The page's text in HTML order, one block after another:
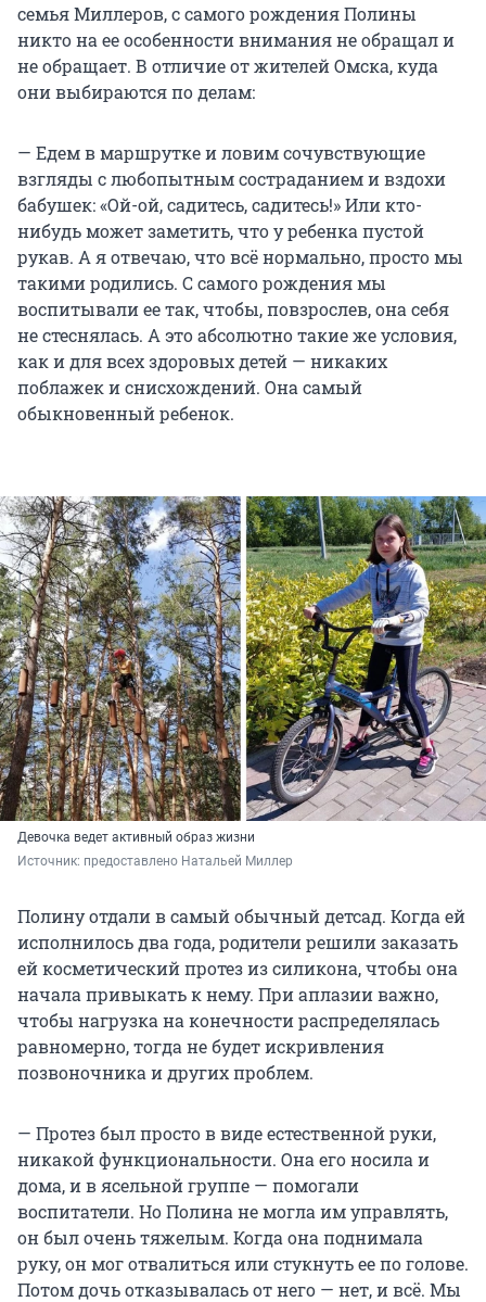
семья Миллеров, с самого рождения Полины
никто на ее особенности внимания не обращал и
не обращает. В отличие от жителей Омска, куда
они выбираются по делам:
— Едем в маршрутке и ловим сочувствующие
взгляды с любопытным состраданием и вздохи
бабушек: «Ой-ой, садитесь, садитесь!» Или кто-
нибудь может заметить, что у ребенка пустой
рукав. А я отвечаю, что всё нормально, просто мы
такими родились. С самого рождения мы
воспитывали ее так, чтобы, повзрослев, она себя
не стеснялась. А это абсолютно такие же условия,
как и для всех здоровых детей — никаких
поблажек и снисхождений. Она самый
обыкновенный ребенок.
Девочка ведет активный образ жизни
Источник: предоставлено Натальей Миллер
Полину отдали в самый обычный детсад. Когда ей
исполнилось два года, родители решили заказать
ей косметический протез из силикона, чтобы она
начала привыкать к нему. При аплазии важно,
чтобы нагрузка на конечности распределялась
равномерно, тогда не будет искривления
позвоночника и других проблем.
— Протез был просто в виде естественной руки,
никакой функциональности. Она его носила и
дома, и в ясельной группе — помогали
воспитатели. Но Полина не могла им управлять,
он был очень тяжелым. Когда она поднимала
руку, он мог отвалиться или стукнуть ее по голове.
Потом дочь отказывалась от него — нет, и всё. Мы